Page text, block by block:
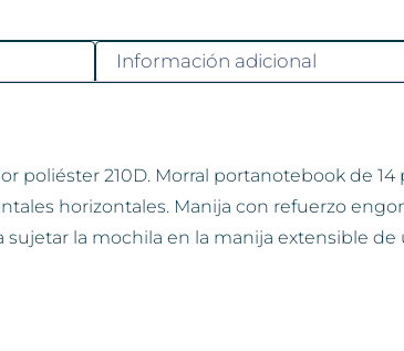
Información adicional
poliéster 210D. Morral portanotebook de
horizontales. Manija con refuerzo
sujetar la mochila en la manija extensible